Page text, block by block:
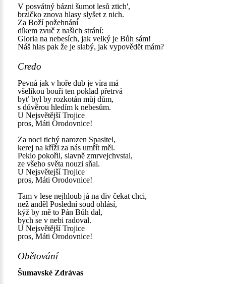
V posvátný bázni šumot lesů ztich',
brzičko znova hlasy slyšet z nich.
Za Boží požehnání
díkem zvuč z našich strání:
Gloria na nebesích, jak velký je Bůh sám!
Náš hlas pak že je slabý, jak vypovědět mám?
Credo
Pevná jak v hoře dub je víra má
všelikou bouři ten poklad přetrvá
byť byl by rozkotán můj dům,
s důvěrou hledím k nebesům.
U Nejsvětější Trojice
pros, Máti Orodovnice!
Za noci tichý narozen Spasitel,
kerej na kříži za nás umřít měl.
Peklo pokořil, slavně zmrvejchvstal,
ze všeho světa nouzi sňal.
U Nejsvětejší Trojice
pros, Máti Orodovnice!
Tam v lese nejhloub já na div čekat chci,
než anděl Poslední soud ohlásí,
kýž by mě to Pán Bůh dal,
bych se v nebi radoval.
U Nejsvětější Trojice
pros, Máti Orodovnice!
Obětování
Šumavské Zdrávas